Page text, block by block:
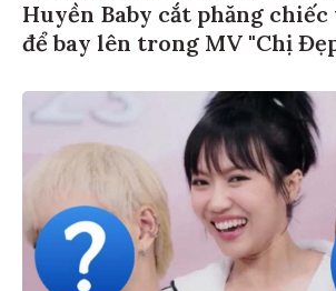
Huyền Baby cắt phăng
để bay lên trong MV "Chị